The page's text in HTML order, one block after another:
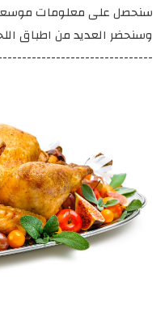
سنحصل على معلومات موسعة
وسنحضر العديد من اطباق